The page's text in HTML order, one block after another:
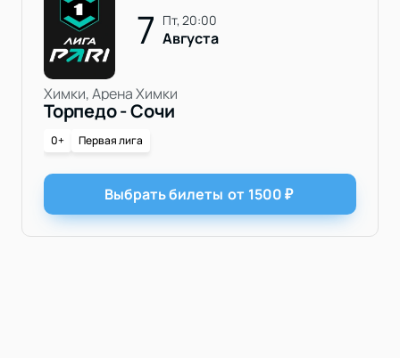
7 пт, 20:00
Августа
Химки, Арена Химки
Торпедо - Сочи
0+ Первая лига
Выбрать билеты от 1500₽